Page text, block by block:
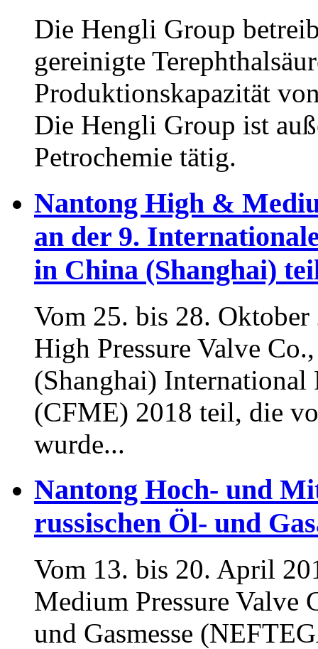
Die Hengli Group
gereinigte
Produktionskapazität
Die Hengli Group ist
Petrochemie tätig.
Nantong High &
an der 9.
in China (Shanghai)
Vom 25. bis 28.
High Pressure Valve
(Shanghai)
(CFME) 2018 teil, die
wurde...
Nantong Hoch- und
russischen Öl- und
Vom 13. bis 20. April
Medium Pressure Valve
und Gasmesse